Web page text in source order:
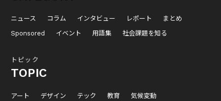
ニュース コラム インタビュー レポート
まとめ
Sponsored
イベント 用語集 社会課題を知る
トピック
TOPIC
アート デザイン テック 教育 気候変動